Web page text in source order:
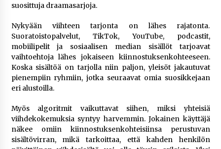
suosittuja draamasarjoja.
Nykyään viihteen tarjonta on lähes rajatonta.
Suoratoistopalvelut, TikTok, YouTube, podcastit,
mobiilipelit ja sosiaalisen median sisällöt tarjoavat
vaihtoehtoja lähes jokaiseen kiinnostuksenkohteeseen.
Koska sisältöä on tarjolla niin paljon, yleisöt jakautuvat
pienempiin ryhmiin, jotka seuraavat omia suosikkejaan
eri alustoilla.
Myös algoritmit vaikuttavat siihen, miksi yhteisiä
viihdekokemuksia syntyy harvemmin. Jokainen käyttäjä
näkee omiin kiinnostuksenkohteisiinsa perustuvan
sisältövirran, mikä tarkoittaa, että kahden henkilön